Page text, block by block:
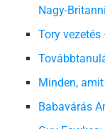
Nagy-
Tory
Minden,
Babavárás